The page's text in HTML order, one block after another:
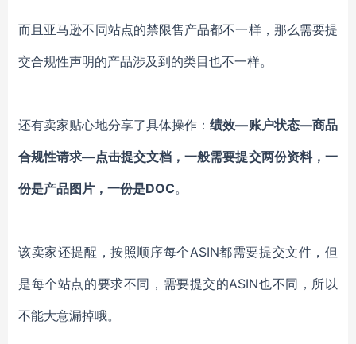
而且亚马逊不同站点的禁限售产品都不一样，那么需要提
交合规性声明的产品涉及到的类目也不一样。
还有卖家贴心地分享了具体操作：绩效—账户状态—商品
合规性请求—点击提交文档，一般需要提交两份资料，一
份是产品图片，一份是DOC。
该卖家还提醒，按照顺序每个ASIN都需要提交文件，但
是每个站点的要求不同，需要提交的ASIN也不同，所以
不能大意漏掉哦。